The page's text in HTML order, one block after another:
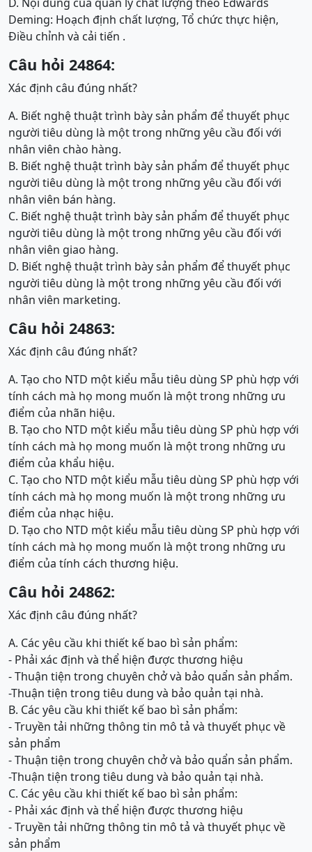
Deming: Hoạch định chất lượng, Tổ chức thực hiện,
Điều chỉnh và cải tiến .
Câu hỏi 24864:
Xác định câu đúng nhất?
A. Biết nghệ thuật trình bày sản phẩm để thuyết phục
người tiêu dùng là một trong những yêu cầu đối với
nhân viên chào hàng.
B. Biết nghệ thuật trình bày sản phẩm để thuyết phục
người tiêu dùng là một trong những yêu cầu đối với
nhân viên bán hàng.
C. Biết nghệ thuật trình bày sản phẩm để thuyết phục
người tiêu dùng là một trong những yêu cầu đối với
nhân viên giao hàng.
D. Biết nghệ thuật trình bày sản phẩm để thuyết phục
người tiêu dùng là một trong những yêu cầu đối với
nhân viên marketing.
Câu hỏi 24863:
Xác định câu đúng nhất?
A. Tạo cho NTD một kiểu mẫu tiêu dùng SP phù hợp với
tính cách mà họ mong muốn là một trong những ưu
điểm của nhãn hiệu.
B. Tạo cho NTD một kiểu mẫu tiêu dùng SP phù hợp với
tính cách mà họ mong muốn là một trong những ưu
điểm của khẩu hiệu.
C. Tạo cho NTD một kiểu mẫu tiêu dùng SP phù hợp với
tính cách mà họ mong muốn là một trong những ưu
điểm của nhạc hiệu.
D. Tạo cho NTD một kiểu mẫu tiêu dùng SP phù hợp với
tính cách mà họ mong muốn là một trong những ưu
điểm của tính cách thương hiệu.
Câu hỏi 24862:
Xác định câu đúng nhất?
A. Các yêu cầu khi thiết kế bao bì sản phẩm:
- Phải xác định và thể hiện được thương hiệu
- Thuận tiện trong chuyên chở và bảo quẩn sản phẩm.
-Thuận tiện trong tiêu dung và bảo quản tại nhà.
B. Các yêu cầu khi thiết kế bao bì sản phẩm:
- Truyền tải những thông tin mô tả và thuyết phục về
sản phẩm
- Thuận tiện trong chuyên chở và bảo quẩn sản phẩm.
-Thuận tiện trong tiêu dung và bảo quản tại nhà.
C. Các yêu cầu khi thiết kế bao bì sản phẩm:
- Phải xác định và thể hiện được thương hiệu
- Truyền tải những thông tin mô tả và thuyết phục về
sản phẩm